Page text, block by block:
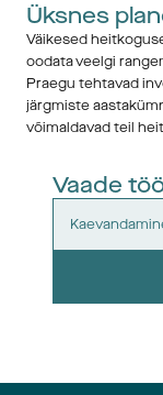
Üksnes
Väikesed
oodata veelgi
Praegu tehtavad
järgmiste
võimaldavad teil
Vaade